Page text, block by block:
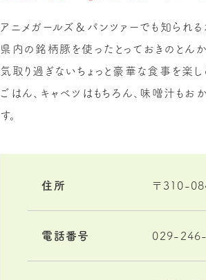
アニメガールズ＆パンツァーでも知られ
県内の銘柄豚を使ったとっておきのとん
気取り過ぎないちょっと豪華な食事を楽
ごはん、キャベツはもちろん、味噌汁も
す。
住所 〒310-
電話番号 029-